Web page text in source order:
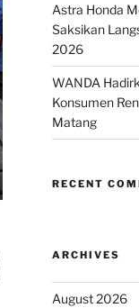
Astra Honda
Saksikan
2026
WANDA
Konsumen
Matang
RECENT
ARCHIVES
August 2026